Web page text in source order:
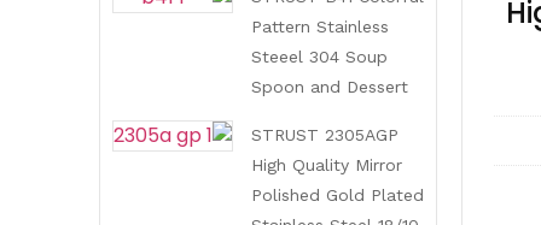
Pattern Stainless
Steeel 304 Soup
Spoon and Dessert
Family
STRUST 2305AGP
High Quality Mirror
Polished Gold Plated